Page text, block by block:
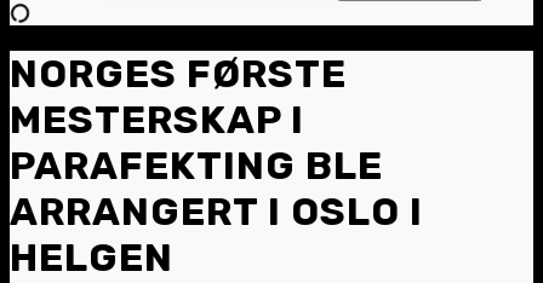
NORGES FØRSTE
MESTERSKAP I
PARAFEKTING BLE
ARRANGERT I OSLO I
HELGEN